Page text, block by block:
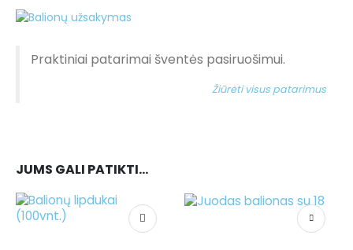
Praktiniai patarimai šventės pasiruošimui.
Žiūrėti visus patarimus
JUMS GALI PATIKTI…